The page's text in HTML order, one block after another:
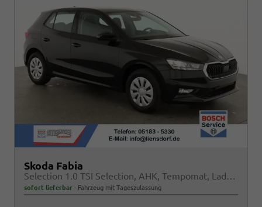
Skoda Fabia
Selection 1.0 TSI Selection, AHK, Tempomat, Ladeboden, Park, Winterpaket, SmartLink, 4-J Garantie
sofort lieferbar Fahrzeug mit Tageszulassung